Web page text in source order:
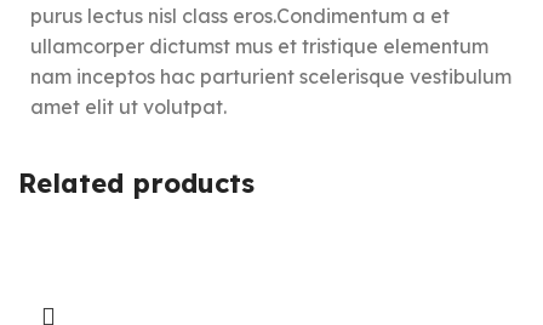
purus lectus nisl class eros.Condimentum a et
ullamcorper dictumst mus et tristique elementum
nam inceptos hac parturient scelerisque vestibulum
amet elit ut volutpat.
Related products